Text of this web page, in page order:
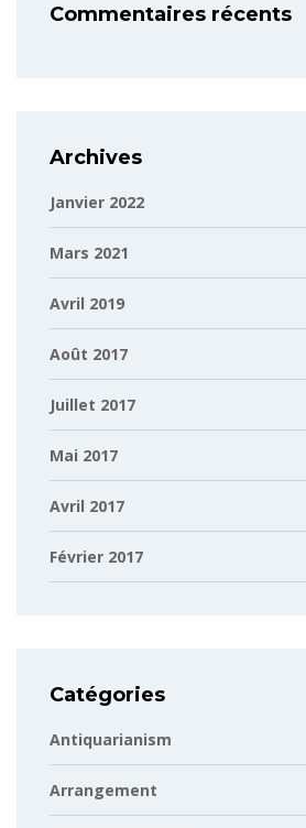
Commentaires récents
Archives
Janvier 2022
Mars 2021
Avril 2019
Août 2017
Juillet 2017
Mai 2017
Avril 2017
Février 2017
Catégories
Antiquarianism
Arrangement